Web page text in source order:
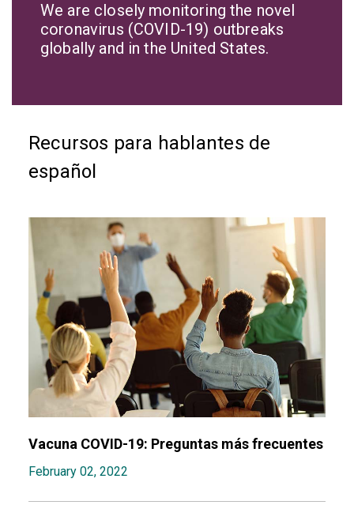
We are closely monitoring the novel
coronavirus (COVID-19) outbreaks
globally and in the United States.
Recursos para hablantes de
español
Vacuna COVID-19: Preguntas más frecuentes
February 02, 2022